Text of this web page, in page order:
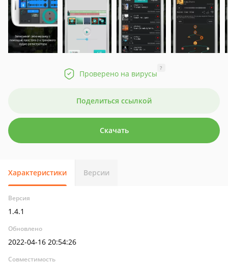
Проверено на вирусы
?
Поделиться ссылкой
Скачать
Характеристики Версии
Версия
1.4.1
Обновлено
2022-04-16 20:54:26
Совместимость